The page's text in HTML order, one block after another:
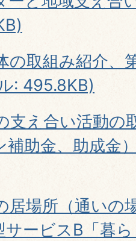
の取組み紹介、
: 495.8KB)
支え合い活動の
補助金、助成金
居場所（通いの
サービスB「暮